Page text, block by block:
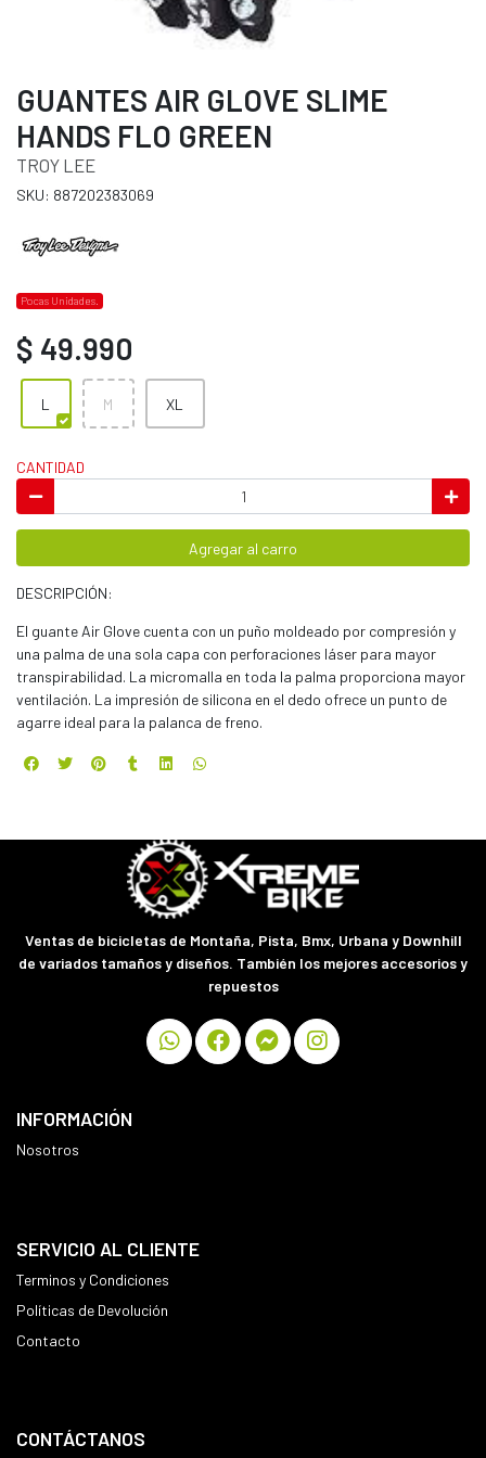
GUANTES AIR GLOVE SLIME
HANDS FLO GREEN
TROY LEE
SKU: 887202383069
Pocas Unidades.
$ 49.990
L M XL
CANTIDAD
Agregar al carro
DESCRIPCIÓN:
El guante Air Glove cuenta con un puño moldeado por compresión y
una palma de una sola capa con perforaciones láser para mayor
transpirabilidad. La micromalla en toda la palma proporciona mayor
ventilación. La impresión de silicona en el dedo ofrece un punto de
agarre ideal para la palanca de freno.
Ventas de bicicletas de Montaña, Pista, Bmx, Urbana y Downhill
de variados tamaños y diseños. También los mejores accesorios y
repuestos
INFORMACIÓN
Nosotros
SERVICIO AL CLIENTE
Terminos y Condiciones
Políticas de Devolución
Contacto
CONTÁCTANOS